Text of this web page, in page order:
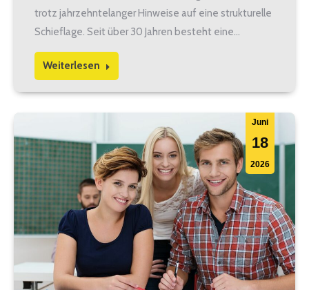
trotz jahrzehntelanger Hinweise auf eine strukturelle
Schieflage. Seit über 30 Jahren besteht eine…
Weiterlesen
Juni
18
2026